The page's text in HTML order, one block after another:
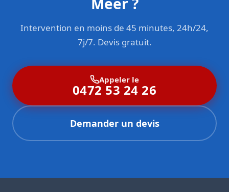
Intervention en moins de 45 minutes, 24h/24,
7j/7. Devis gratuit.
Appeler le
0472 53 24 26
Demander un devis